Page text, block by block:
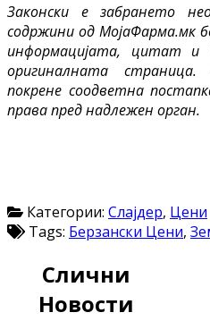
Законски е забрането
содржини од МојаФарма.мк
информацијата, цитат и
оригиналната
покрене соодветна
права пред надлежен орган.
Категории: Слајдер, Цени
Tags: Берзански Цени,
Слични
Новости